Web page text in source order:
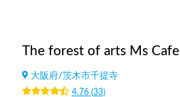
The forest of arts Ms Cafe
大阪府/茨木市千提寺
4.76(33)